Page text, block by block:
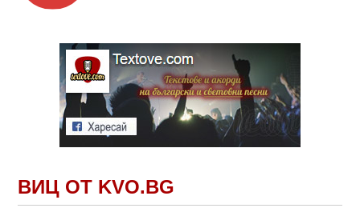
ВИЦ ОТ KVO.BG